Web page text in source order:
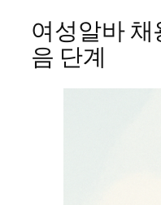
여성알바
음 단계